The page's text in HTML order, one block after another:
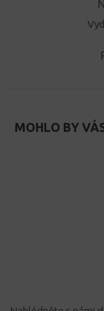
MOHLO BY